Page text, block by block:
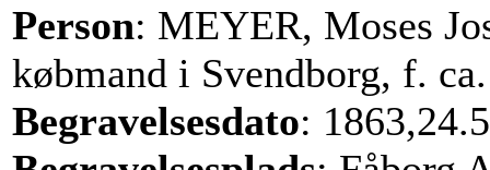
Person: MEYER, Moses
købmand i Svendborg, f.
Begravelsesdato: 1863,24.5